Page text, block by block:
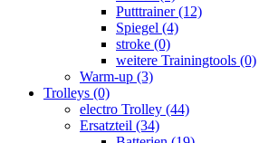
Putttrainer(12)
Spiegel (4)
stroke (0)
weitere Trainingtools (0)
Warm-up (3)
Trolleys (0)
electro Trolley (44)
Ersatzteil (34)